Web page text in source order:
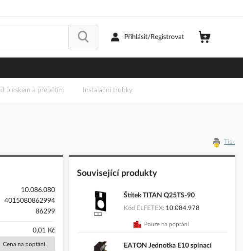
Přihlásit/Registrovat
bleskem a přepětím Instalační trubky
Tisk
10.086.080
4015080862994
86299
0,01 Kč
Cena na poptání
Související produkty
Štítek TITAN Q25TS-90
Kód ELFETEX 10.084.978
Pouze na poptání
EATON Jednotka E10 spínací